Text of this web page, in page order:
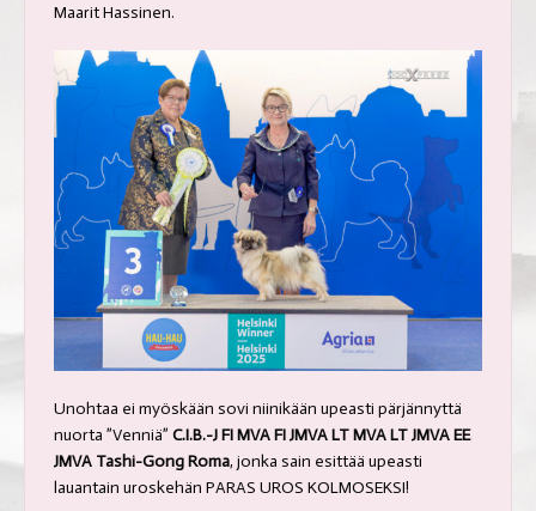
Maarit Hassinen.
Unohtaa ei myöskään sovi niinikään upeasti pärjännyttä
nuorta ”Venniä” C.I.B.-J FI MVA FI JMVA LT MVA LT JMVA EE
JMVA Tashi-Gong Roma, jonka sain esittää upeasti
lauantain uroskehän PARAS UROS KOLMOSEKSI!